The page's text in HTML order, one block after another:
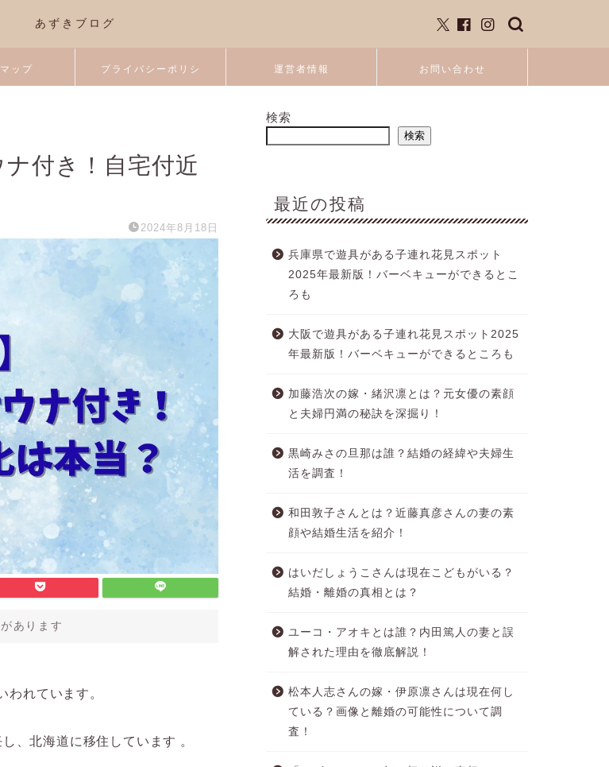
あずきブログ
ップ
プライバシーポリシ
ー
運営者情報 お問い合わせ
ナ付き！自宅付近
2024年8月18日
あります
われています。
、北海道に移住しています 。
検索
検索
最近の投稿
兵庫県で遊具がある子連れ花見スポット
2025年最新版！バーベキューができるとこ
ろも
大阪で遊具がある子連れ花見スポット2025
年最新版！バーベキューができるところも
加藤浩次の嫁・緒沢凛とは？元女優の素顔
と夫婦円満の秘訣を深掘り！
黒崎みさの旦那は誰？結婚の経緯や夫婦生
活を調査！
和田敦子さんとは？近藤真彦さんの妻の素
顔や結婚生活を紹介！
はいだしょうこさんは現在こどもがいる？
結婚・離婚の真相とは？
ユーコ・アオキとは誰？内田篤人の妻と誤
解された理由を徹底解説！
松本人志さんの嫁・伊原凛さんは現在何し
ている？画像と離婚の可能性について調
査！